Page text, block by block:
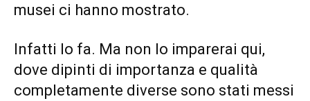
musei ci hanno mostrato.
Infatti lo fa. Ma non lo imparerai qui,
dove dipinti di importanza e qualità
completamente diverse sono stati messi